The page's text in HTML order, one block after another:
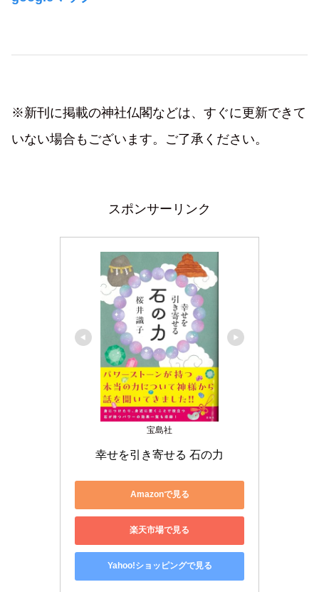
※新刊に掲載の神社仏閣などは、すぐに更新できて
いない場合もございます。ご了承ください。
スポンサーリンク
宝島社
幸せを引き寄せる 石の力
Amazonで見る
楽天市場で見る
Yahoo!ショッピングで見る